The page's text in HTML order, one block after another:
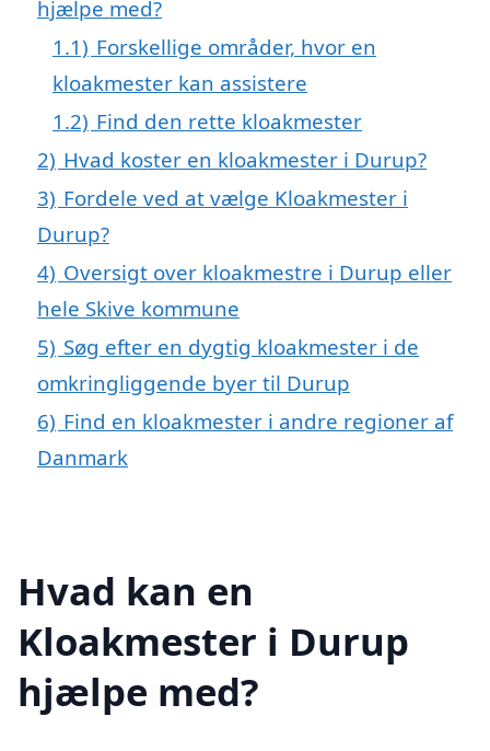
hjælpe med?
1.1) Forskellige områder, hvor en
kloakmester kan assistere
1.2) Find den rette kloakmester
2) Hvad koster en kloakmester i Durup?
3) Fordele ved at vælge Kloakmester i
Durup?
4) Oversigt over kloakmestre i Durup eller
hele Skive kommune
5) Søg efter en dygtig kloakmester i de
omkringliggende byer til Durup
6) Find en kloakmester i andre regioner af
Danmark
Hvad kan en
Kloakmester i Durup
hjælpe med?